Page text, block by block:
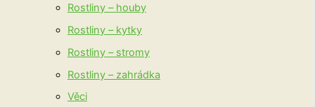
Rostliny – houby
Rostliny – kytky
Rostliny – stromy
Rostliny – zahrádka
Věci